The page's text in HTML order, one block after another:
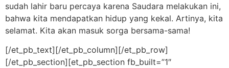
sudah lahir baru percaya karena Saudara melakukan ini,
bahwa kita mendapatkan hidup yang kekal. Artinya, kita
selamat. Kita akan masuk sorga bersama-sama!
[/et_pb_text][/et_pb_column][/et_pb_row]
[/et_pb_section][et_pb_section fb_built=”1″